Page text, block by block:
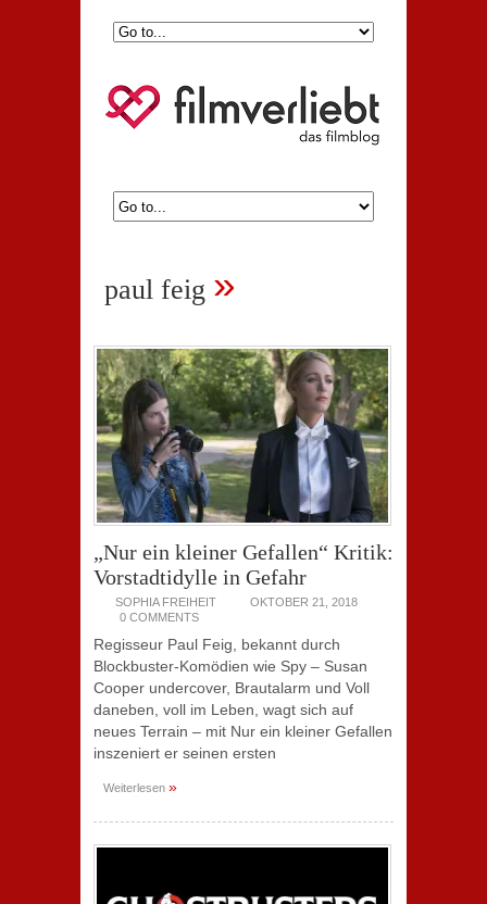
paul feig »
„Nur ein kleiner Gefallen“ Kritik:
Vorstadtidylle in Gefahr
SOPHIA FREIHEIT
OKTOBER 21, 2018
0 COMMENTS
Regisseur Paul Feig, bekannt durch
Blockbuster-Komödien wie Spy – Susan
Cooper undercover, Brautalarm und Voll
daneben, voll im Leben, wagt sich auf
neues Terrain – mit Nur ein kleiner Gefallen
inszeniert er seinen ersten
Weiterlesen »